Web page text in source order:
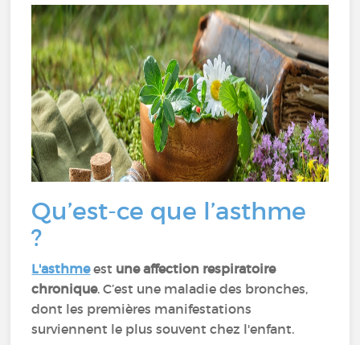
Qu’est-ce que l’asthme
?
L'asthmeest une affection respiratoire
chronique. C’est une maladie des bronches,
dont les premières manifestations
surviennent le plus souvent chez l'enfant.